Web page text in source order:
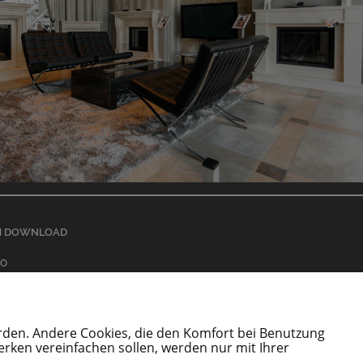
DOWNLOAD
TÜV – biokamine
Andere Cookies, die den Komfort bei Benutzung
vereinfachen sollen, werden nur mit Ihrer